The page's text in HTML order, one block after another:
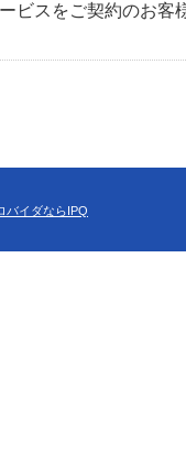
ビスをご契約のお客
バイダならIPQ